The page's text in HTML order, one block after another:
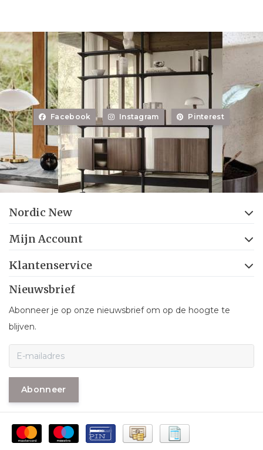
Facebook Instagram Pinterest
Nordic New
Mijn Account
Klantenservice
Nieuwsbrief
Abonneer je op onze nieuwsbrief om op de hoogte te
blijven.
Abonneer